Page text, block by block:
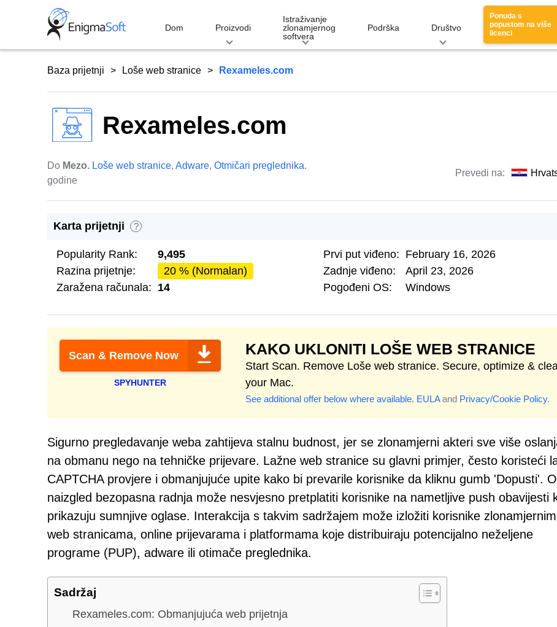
Dom Proizvodi
Istraživanje
zlonamjernog
softvera
Podrška Društvo
Ponuda s
popustom na više
licenci
Baza prijetnji Loše web stranice Rexameles.com
Rexameles.com
Do Mezo. Loše web stranice, Adware, Otmičari preglednika.
godine
Prevedi na:
Karta prijetnji ?
Popularity Rank:
9,495
Razina prijetnje:
20 % (Normalan)
Zaražena računala: 14
Prvi put viđeno: February 16, 2026
Zadnje viđeno:
April 23, 2026
Pogođeni OS:
Windows
Scan & Remove Now
SPYHUNTER
KAKO UKLONITI LOŠE WEB STRANICE
Start Scan. Remove Loše web stranice. Secure, optimize &
your Mac.
See additional offer below where available. EULAand Privacy/Cookie Policy.
Sigurno pregledavanje weba zahtijeva stalnu budnost, jer se zlonamjerni akteri sve više
na obmanu nego na tehničke prijevare. Lažne web stranice su glavni primjer, često koristeći
CAPTCHA provjere i obmanjujuće upite kako bi prevarile korisnike da kliknu gumb 'Dopusti'.
naizgled bezopasna radnja može nesvjesno pretplatiti korisnike na nametljive push obavijesti
prikazuju sumnjive oglase. Interakcija s takvim sadržajem može izložiti korisnike zlonamjernim
web stranicama, online prijevarama i platformama koje distribuiraju potencijalno neželjene
programe (PUP), adware ili otimače preglednika.
Sadržaj
Rexameles.com: Obmanjujuća web prijetnja